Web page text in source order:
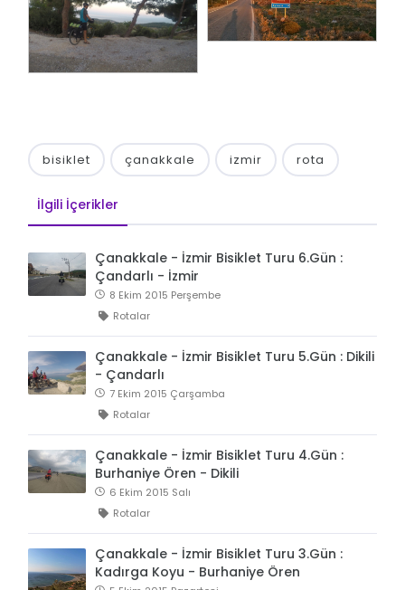
bisiklet çanakkale izmir rota
İlgili İçerikler
Çanakkale - İzmir Bisiklet Turu 6.Gün :
Çandarlı - İzmir
8 Ekim 2015 Perşembe
Rotalar
Çanakkale - İzmir Bisiklet Turu 5.Gün : Dikili
- Çandarlı
7 Ekim 2015 Çarşamba
Rotalar
Çanakkale - İzmir Bisiklet Turu 4.Gün :
Burhaniye Ören - Dikili
6 Ekim 2015 Salı
Rotalar
Çanakkale - İzmir Bisiklet Turu 3.Gün :
Kadırga Koyu - Burhaniye Ören